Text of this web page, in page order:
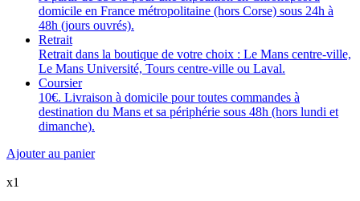
domicile en France métropolitaine (hors Corse) sous 24h à
48h (jours ouvrés).
Retrait
Retrait dans la boutique de votre choix : Le Mans centre-ville,
Le Mans Université, Tours centre-ville ou Laval.
Coursier
10€. Livraison à domicile pour toutes commandes à
destination du Mans et sa périphérie sous 48h (hors lundi et
dimanche).
Ajouter au panier
x1